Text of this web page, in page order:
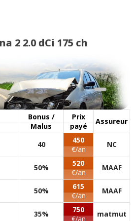
( 0 )
175 ch 10000(0 )
2 2.0 dCi 175 ch
Bonus /
Malus
Prix
payé
Assureur
40
450
€/an
NC
50%
520
€/an
MAAF
50%
615
€/an
MAAF
35%
750
€/an
matmut